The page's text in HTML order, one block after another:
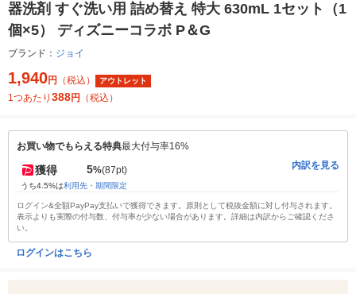
器洗剤 すぐ洗い用 詰め替え 特大 630mL 1セット（1
個×5） ディズニーコラボ P＆G
ブランド： ジョイ
1,940円 （税込） アウトレット
1つあたり 388円 （税込）
お買い物でもらえる特典最大付与率16%
獲得 5%(87pt)
うち4.5%は利用先・期間限定
内訳を見る
ログイン&全額PayPay支払いで獲得できます。原則として税抜金額に対し付与されます。
表示よりも実際の付与数、付与率が少ない場合があります。詳細は内訳からご確認くださ
い。
ログインはこちら